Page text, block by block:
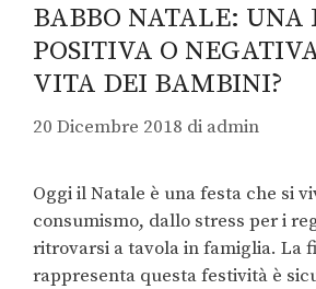
BABBO NATALE: UNA
POSITIVA O
VITA DEI BAMBINI?
20 Dicembre 2018 di admin
Oggi il Natale è una festa che si
consumismo, dallo stress per i
ritrovarsi a tavola in famiglia. La
rappresenta questa festività è